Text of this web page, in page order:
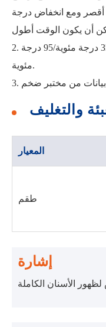
أقصر ومع انخفاض درجة
2. الوقت في الفم هو المقصود في 35 درجة مئوية/95 درجة
مئوية.
والتغليف
المعيار
طقم
إشارة